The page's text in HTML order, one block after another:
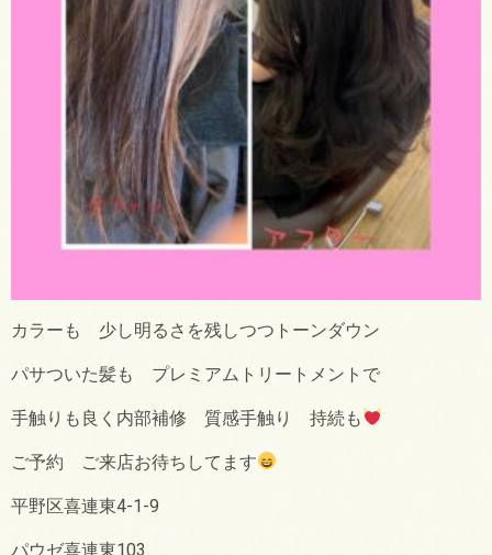
カラーも 少し明るさを残しつつトーンダウン
パサついた髪も プレミアムトリートメントで
手触りも良く内部補修 質感手触り 持続も
ご予約 ご来店お待ちしてます
平野区喜連東4-1-9
パウゼ喜連東103